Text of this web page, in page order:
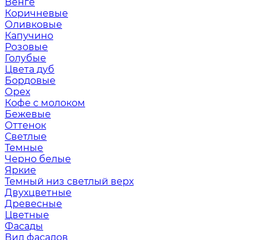
Коричневые
Оливковые
Капучино
Розовые
Голубые
Цвета дуб
Бордовые
Орех
Кофе с молоком
Бежевые
Оттенок
Светлые
Темные
Черно белые
Яркие
Темный низ светлый верх
Двухцветные
Древесные
Цветные
Фасады
Вид фасадов